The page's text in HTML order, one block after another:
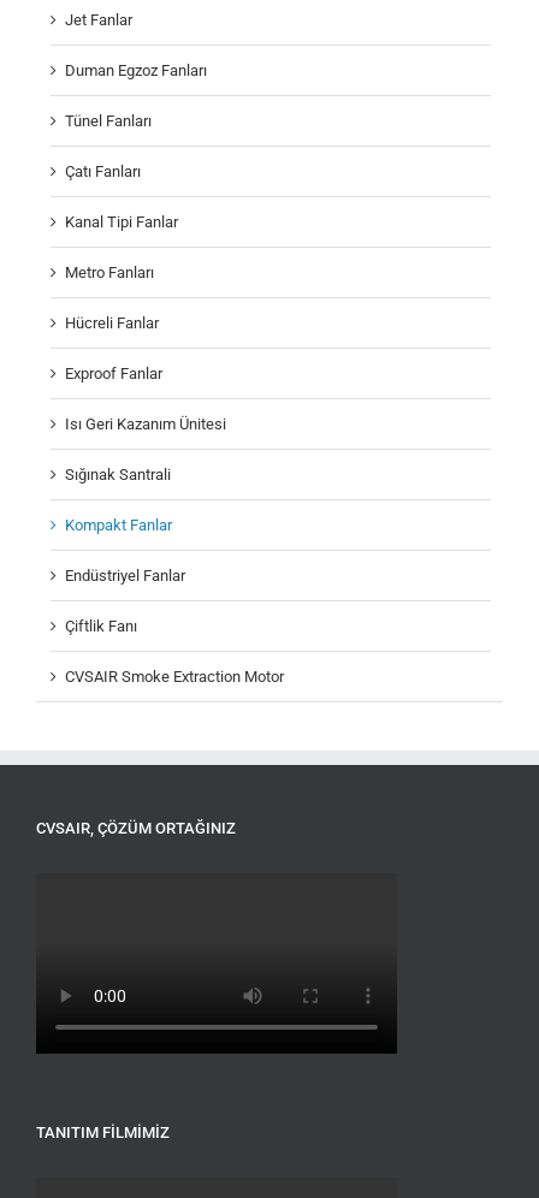
Jet Fanlar
Duman Egzoz Fanları
Tünel Fanları
Çatı Fanları
Kanal Tipi Fanlar
Metro Fanları
Hücreli Fanlar
Exproof Fanlar
Isı Geri Kazanım Ünitesi
Sığınak Santrali
Kompakt Fanlar
Endüstriyel Fanlar
Çiftlik Fanı
CVSAIR Smoke Extraction Motor
CVSAIR, ÇÖZÜM ORTAĞINIZ
TANITIM FILMIMIZ